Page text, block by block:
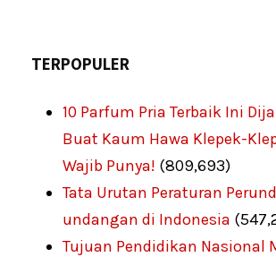
TERPOPULER
10 Parfum Pria Terbaik Ini
Buat Kaum Hawa Klepek-
Wajib Punya! (809,693)
Tata Urutan Peraturan
undangan di Indonesia
Tujuan Pendidikan Nasional